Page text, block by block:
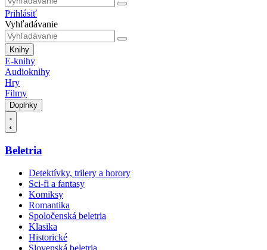
Prihlásiť
Vyhľadávanie
Knihy
E-knihy
Audioknihy
Hry
Filmy
Doplnky
Beletria
Detektívky, trilery a horory
Sci-fi a fantasy
Komiksy
Romantika
Spoločenská beletria
Klasika
Historické